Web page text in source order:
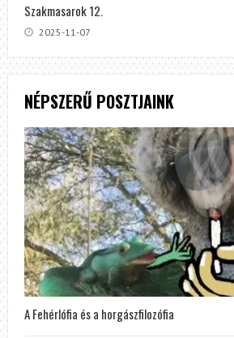
Szakmasarok 12.
2025-11-07
NÉPSZERŰ POSZTJAINK
A Fehérlófia és a horgászfilozófia